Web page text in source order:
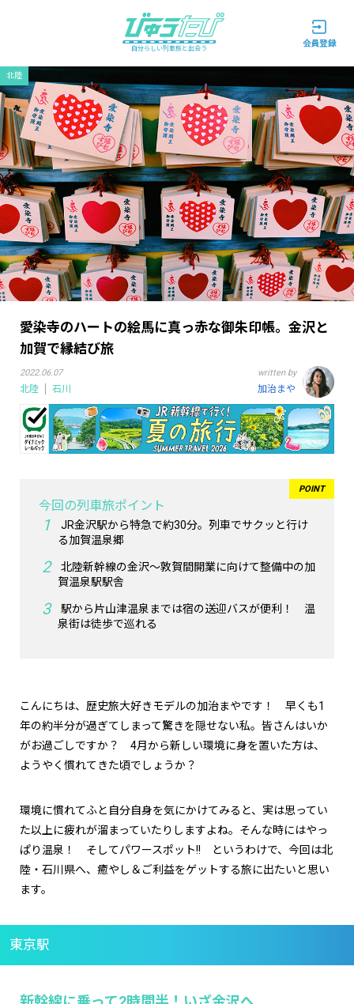
自分らしい列車旅と出会う
北陸
愛染寺のハートの絵馬に真っ赤な御朱印帳。金沢と
加賀で縁結び旅
2022.06.07
北陸 石川
written by
加治まや
今回の列車旅ポイント
JR金沢駅から特急で約30分。列車でサクッと行け
る加賀温泉郷
北陸新幹線の金沢〜敦賀間開業に向けて整備中の加
賀温泉駅駅舎
駅から片山津温泉までは宿の送迎バスが便利！ 温
泉街は徒歩で巡れる
こんにちは、歴史旅大好きモデルの加治まやです！ 早くも1
年の約半分が過ぎてしまって驚きを隠せない私。皆さんはいか
がお過ごしですか？ 4月から新しい環境に身を置いた方は、
ようやく慣れてきた頃でしょうか？
環境に慣れてふと自分自身を気にかけてみると、実は思ってい
た以上に疲れが溜まっていたりしますよね。そんな時にはやっ
ぱり温泉！ そしてパワースポット!! というわけで、今回は北
陸・石川県へ、癒やし＆ご利益をゲットする旅に出たいと思い
ます。
東京駅